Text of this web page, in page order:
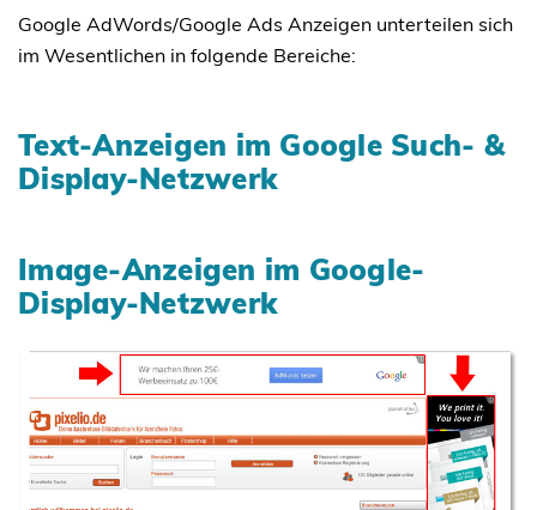
Google AdWords/Google Ads Anzeigen unterteilen sich
im Wesentlichen in folgende Bereiche:
Text-Anzeigen im Google Such- &
Display-Netzwerk
Image-Anzeigen im Google-
Display-Netzwerk